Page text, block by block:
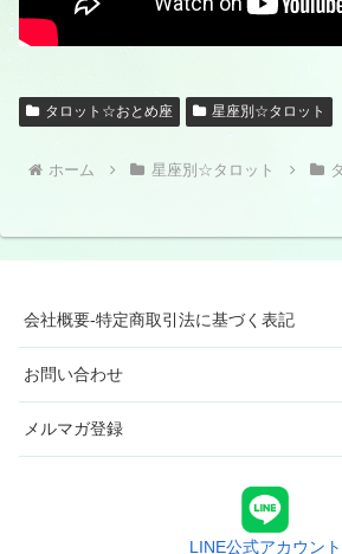
タロット☆おとめ座 星座別☆タロット
ホーム 星座別☆タロット
会社概要-特定商取引法に基づく表記
お問い合わせ
メルマガ登録
LINE公式アカウント